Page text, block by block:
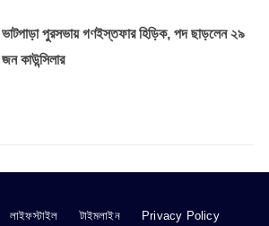
ভাটপাড়া পুরসভায় গণইস্তফার হিড়িক, পদ ছাড়লেন ২৯
জন কাউন্সিলার
লাইফস্টাইল টাইমলাইন Privacy Policy